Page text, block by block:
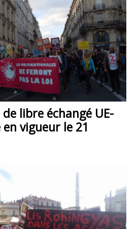
libre échangé UE-
vigueur le 21